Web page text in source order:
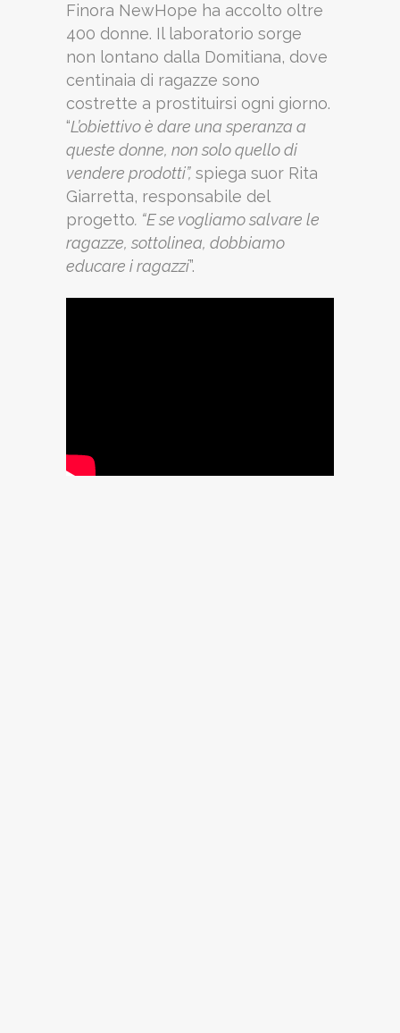
Finora NewHope ha accolto oltre
400 donne. Il laboratorio sorge
non lontano dalla Domitiana, dove
centinaia di ragazze sono
costrette a prostituirsi ogni giorno.
“L’obiettivo è dare una speranza a
queste donne, non solo quello di
vendere prodotti”, spiega suor Rita
Giarretta, responsabile del
progetto. “E se vogliamo salvare le
ragazze, sottolinea, dobbiamo
educare i ragazzi”.